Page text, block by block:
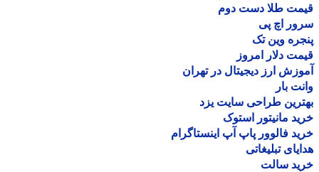
طلا دست دوم
اچ پی
وین تک
دلار امروز
ارز دیجیتال در تهران
بار
طراحی سایت یزد
مانیتور استوک
فالوور پاپ آپ اینستاگرام
تبلیغاتی
سالت